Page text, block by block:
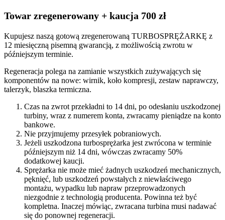
Towar zregenerowany + kaucja 700 zł
Kupujesz naszą gotową zregenerowaną TURBOSPRĘŻARKĘ z
12 miesięczną pisemną gwarancją, z możliwością zwrotu w
późniejszym terminie.
Regeneracja polega na zamianie wszystkich zużywających się
komponentów na nowe: wirnik, koło kompresji, zestaw naprawczy,
talerzyk, blaszka termiczna.
Czas na zwrot przekładni to 14 dni, po odesłaniu uszkodzonej
turbiny, wraz z numerem konta, zwracamy pieniądze na konto
bankowe.
Nie przyjmujemy przesyłek pobraniowych.
Jeżeli uszkodzona turbosprężarka jest zwrócona w terminie
późniejszym niż 14 dni, wówczas zwracamy 50%
dodatkowej kaucji.
Sprężarka nie może mieć żadnych uszkodzeń mechanicznych,
pęknięć, lub uszkodzeń powstałych z niewłaściwego
montażu, wypadku lub napraw przeprowadzonych
niezgodnie z technologią producenta. Powinna też być
kompletna. Inaczej mówiąc, zwracana turbina musi nadawać
się do ponownej regeneracji.